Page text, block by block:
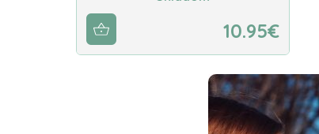
10.95€